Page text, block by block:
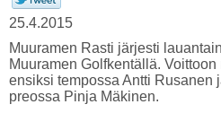
25.4.2015
Muuramen Rasti järjesti
Muuramen Golfkentällä.
ensiksi tempossa Antti Rusanen
preossa Pinja Mäkinen.